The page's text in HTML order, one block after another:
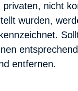
nicht
wurden,
entfernen.